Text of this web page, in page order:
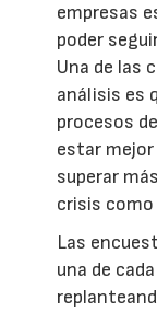
empresas
poder
Una de las
análisis es
procesos
estar mejor
superar
crisis
Las
una de